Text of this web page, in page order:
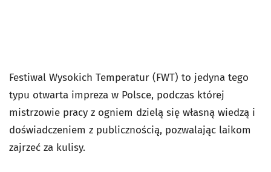
Festiwal Wysokich Temperatur (FWT) to jedyna tego
typu otwarta impreza w Polsce, podczas której
mistrzowie pracy z ogniem dzielą się własną wiedzą i
doświadczeniem z publicznością, pozwalając laikom
zajrzeć za kulisy.